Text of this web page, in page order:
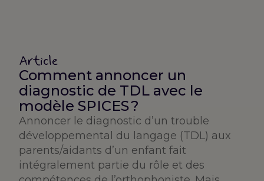
Article
Comment annoncer un
diagnostic de TDL avec le
modèle SPICES ?
Annoncer le diagnostic d’un trouble
développemental du langage (TDL) aux
parents/aidants d’un enfant fait
intégralement partie du rôle et des